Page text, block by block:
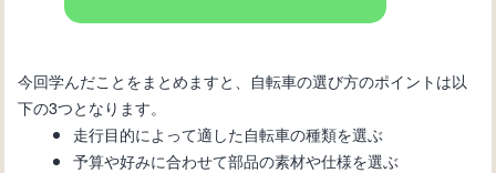
今回学んだことをまとめますと、自転車の選び方のポイントは以
下の3つとなります。
走行目的によって適した自転車の種類を選ぶ
予算や好みに合わせて部品の素材や仕様を選ぶ